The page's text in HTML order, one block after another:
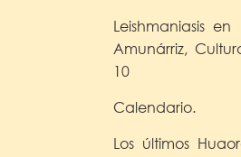
Leishmaniasis
Amunárriz,
10
Calendario.
Los últimos